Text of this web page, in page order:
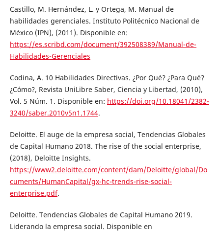
Castillo, M. Hernández, L. y Ortega, M. Manual de
habilidades gerenciales. Instituto Politécnico Nacional de
México (IPN), (2011). Disponible en:
https://es.scribd.com/document/392508389/Manual-de-
Habilidades-Gerenciales
Codina, A. 10 Habilidades Directivas. ¿Por Qué? ¿Para Qué?
¿Cómo?, Revista UniLibre Saber, Ciencia y Libertad, (2010),
Vol. 5 Núm. 1. Disponible en: https://doi.org/10.18041/2382-
3240/saber.2010v5n1.1744.
Deloitte. El auge de la empresa social, Tendencias Globales
de Capital Humano 2018. The rise of the social enterprise,
(2018), Deloitte Insights.
https://www2.deloitte.com/content/dam/Deloitte/global/Do
cuments/HumanCapital/gx-hc-trends-rise-social-
enterprise.pdf.
Deloitte. Tendencias Globales de Capital Humano 2019.
Liderando la empresa social. Disponible en